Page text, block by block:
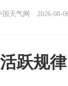
国天气网 2026-08-
跃规律